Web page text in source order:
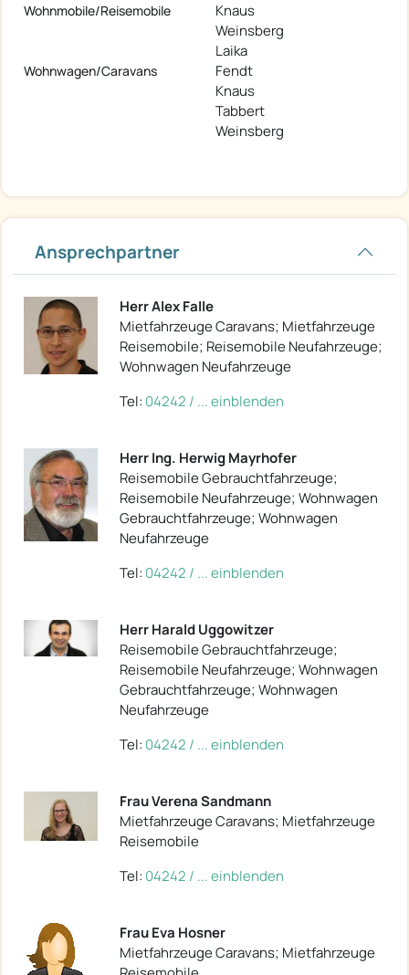
Wohnmobile/Reisemobile
Knaus
Weinsberg
Laika
Wohnwagen/Caravans
Fendt
Knaus
Tabbert
Weinsberg
Ansprechpartner
Herr Alex Falle
Mietfahrzeuge Caravans; Mietfahrzeuge
Reisemobile; Reisemobile Neufahrzeuge;
Wohnwagen Neufahrzeuge
Tel: 04242 / ... einblenden
Herr Ing. Herwig Mayrhofer
Reisemobile Gebrauchtfahrzeuge;
Reisemobile Neufahrzeuge; Wohnwagen
Gebrauchtfahrzeuge; Wohnwagen
Neufahrzeuge
Tel: 04242 / ... einblenden
Herr Harald Uggowitzer
Reisemobile Gebrauchtfahrzeuge;
Reisemobile Neufahrzeuge; Wohnwagen
Gebrauchtfahrzeuge; Wohnwagen
Neufahrzeuge
Tel: 04242 / ... einblenden
Frau Verena Sandmann
Mietfahrzeuge Caravans; Mietfahrzeuge
Reisemobile
Tel: 04242 / ... einblenden
Frau Eva Hosner
Mietfahrzeuge Caravans; Mietfahrzeuge